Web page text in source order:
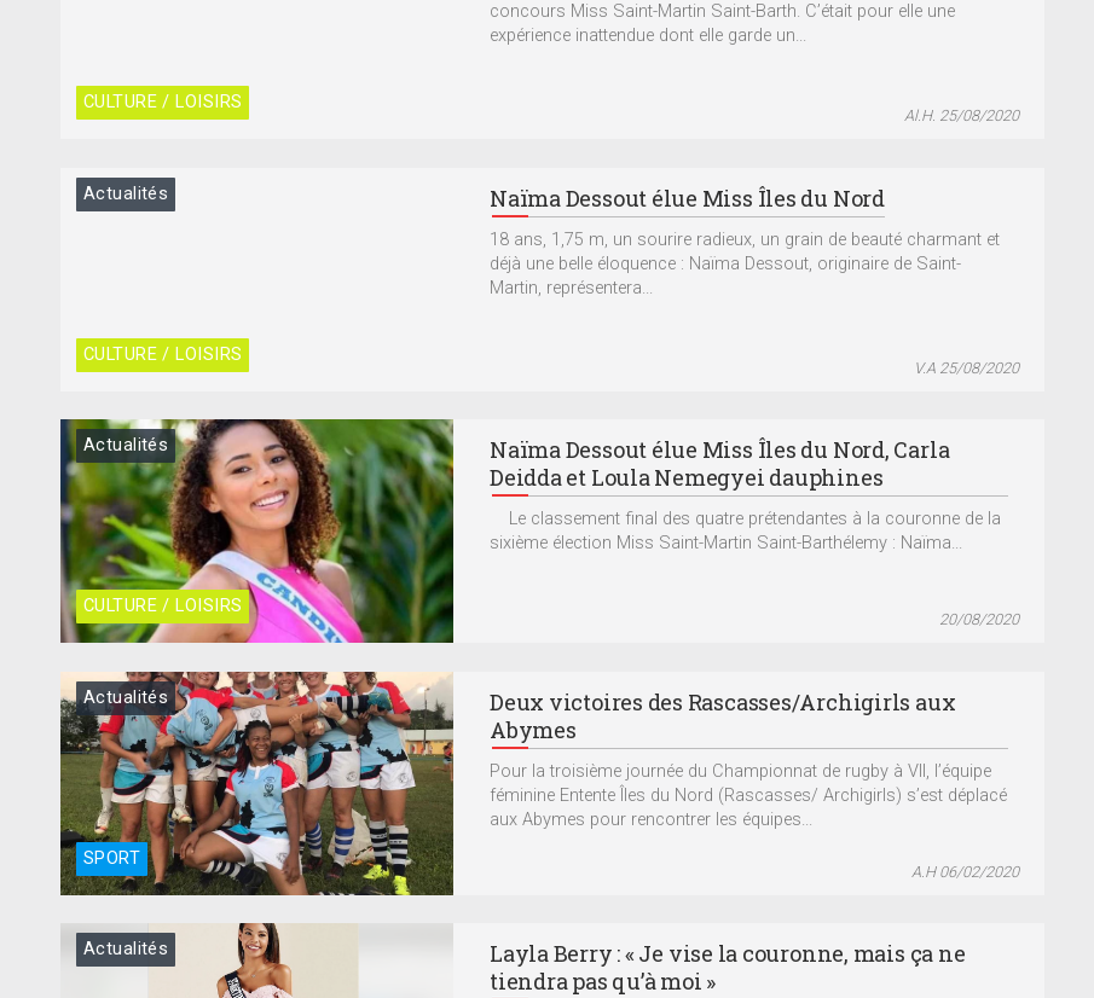
CULTURE / LOISIRS
concours Miss Saint-Martin Saint-Barth. C’était pour elle une
expérience inattendue dont elle garde un...
Al.H. 25/08/2020
CULTURE / LOISIRS
Actualités Naïma Dessout élue Miss Îles du Nord
18 ans, 1,75 m, un sourire radieux, un grain de beauté charmant et
déjà une belle éloquence : Naïma Dessout, originaire de Saint-
Martin, représentera...
V.A 25/08/2020
CULTURE / LOISIRS
Actualités
Naïma Dessout élue Miss Îles du Nord, Carla
Deidda et Loula Nemegyei dauphines
Le classement final des quatre prétendantes à la couronne de la
sixième élection Miss Saint-Martin Saint-Barthélemy : Naïma...
20/08/2020
SPORT
Actualités
Deux victoires des Rascasses/Archigirls aux
Abymes
Pour la troisième journée du Championnat de rugby à VII, l’équipe
féminine Entente Îles du Nord (Rascasses/ Archigirls) s’est déplacé
aux Abymes pour rencontrer les équipes...
A.H 06/02/2020
Actualités
Layla Berry : « Je vise la couronne, mais ça ne
tiendra pas qu’à moi »